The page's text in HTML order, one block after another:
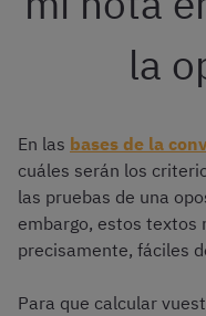
la
En las bases de la
cuáles serán los
las pruebas de una
embargo, estos textos
precisamente, fáciles
Para que calcular